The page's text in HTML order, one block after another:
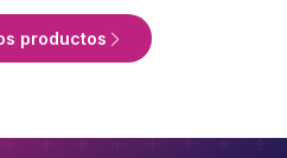
productos